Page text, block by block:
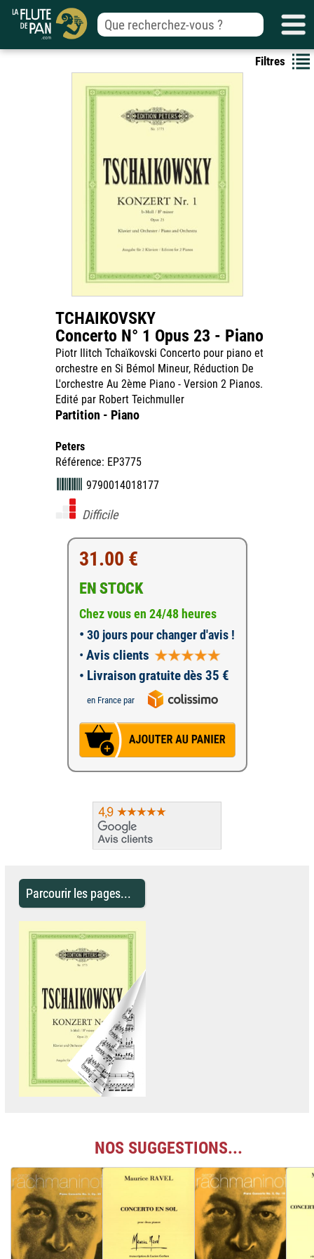
Filtres
TCHAIKOVSKY
Concerto N° 1 Opus 23 - Piano
Piotr Ilitch Tchaïkovski Concerto pour piano et
orchestre en Si Bémol Mineur, Réduction De
L'orchestre Au 2ème Piano - Version 2 Pianos.
Edité par Robert Teichmuller
Partition - Piano
Peters
Référence: EP3775
9790014018177
Difficile
31.00 €
EN STOCK
Chez vous en 24/48 heures
• 30 jours pour changer d'avis !
• Avis clients
• Livraison gratuite dès 35 €
en France par
Parcourir les pages...
NOS SUGGESTIONS...